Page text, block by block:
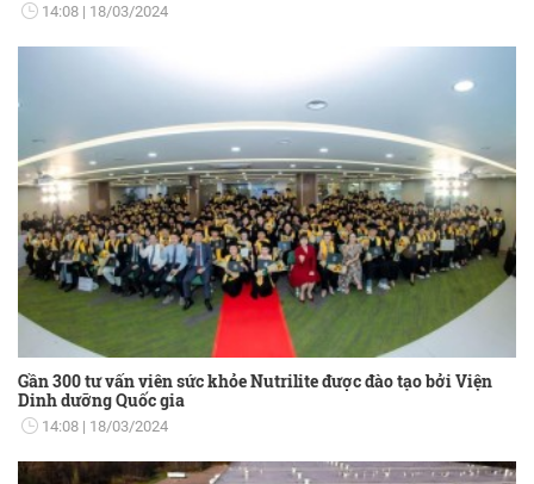
14:08 18/03/2024
Gần 300 tư vấn viên sức khỏe Nutrilite được đào tạo bởi Viện
Dinh dưỡng Quốc gia
14:08 18/03/2024